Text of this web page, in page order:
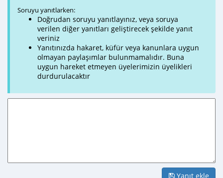
Soruyu yanıtlarken:
Doğrudan soruyu yanıtlayınız, veya soruya
verilen diğer yanıtları geliştirecek şekilde yanıt
veriniz
Yanıtınızda hakaret, küfür veya kanunlara uygun
olmayan paylaşımlar bulunmamalıdır. Buna
uygun hareket etmeyen üyelerimizin üyelikleri
durdurulacaktır
Yanıt ekle